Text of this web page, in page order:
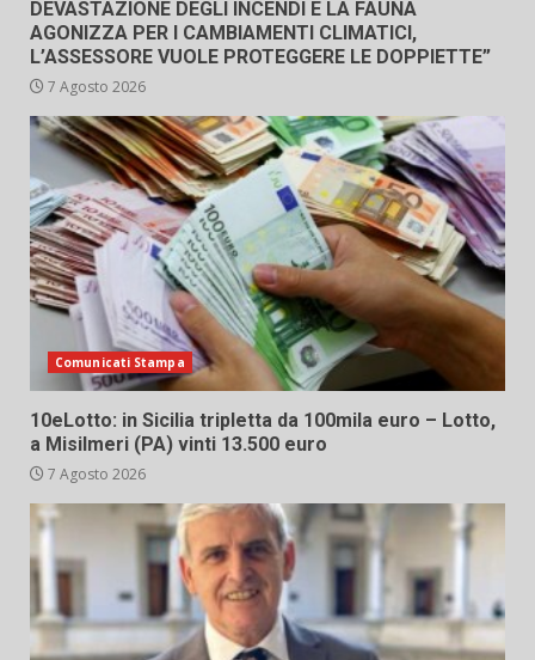
DEVASTAZIONE DEGLI INCENDI E LA FAUNA
AGONIZZA PER I CAMBIAMENTI CLIMATICI,
L’ASSESSORE VUOLE PROTEGGERE LE DOPPIETTE”
7 Agosto 2026
Comunicati Stampa
10eLotto: in Sicilia tripletta da 100mila euro – Lotto,
a Misilmeri (PA) vinti 13.500 euro
7 Agosto 2026